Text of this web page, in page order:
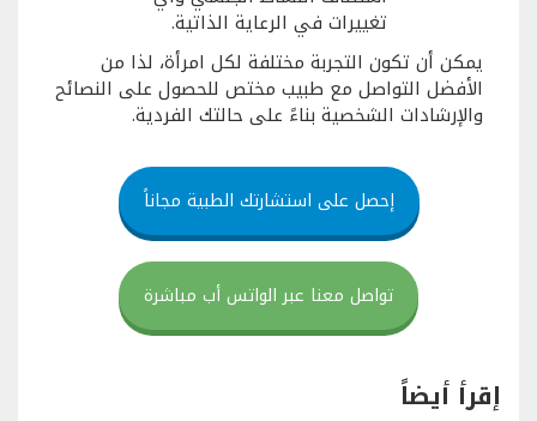
تغييرات في الرعاية الذاتية.
يمكن أن تكون التجربة مختلفة لكل امرأة، لذا من
الأفضل التواصل مع طبيب مختص للحصول على النصائح
والإرشادات الشخصية بناءً على حالتك الفردية.
إحصل على استشارتك الطبية مجاناً
تواصل معنا عبر الواتس أب مباشرة
إقرأ أيضاً